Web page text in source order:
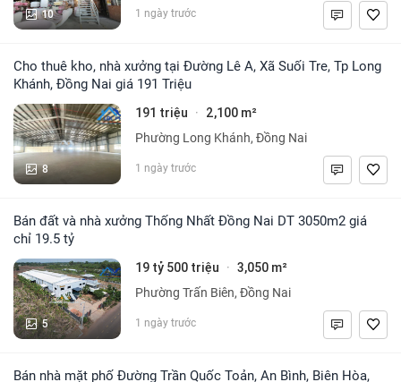
10 1 ngày trước
Cho thuê kho, nhà xưởng tại Đường Lê A, Xã Suối Tre, Tp Long
Khánh, Đồng Nai giá 191 Triệu
8
191 triệu · 2,100 m²
Phường Long Khánh, Đồng Nai
1 ngày trước
Bán đất và nhà xưởng Thống Nhất Đồng Nai DT 3050m2 giá
chỉ 19.5 tỷ
5
19 tỷ 500 triệu · 3,050 m²
Phường Trấn Biên, Đồng Nai
1 ngày trước
Bán nhà mặt phố Đường Trần Quốc Toản, An Bình, Biên Hòa,